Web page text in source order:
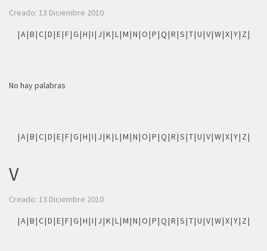
Creado: 13 Diciembre 2010
|A|B|C|D|E|F|G|H|I| J|K|L|M|N|O|P|Q|R|S|T|U|V|W|X|Y| Z|
No hay palabras
|A|B|C|D|E|F|G|H|I| J|K|L|M|N|O|P|Q|R|S|T|U|V|W|X|Y| Z|
V
Creado: 13 Diciembre 2010
|A|B|C|D|E|F|G|H|I| J|K|L|M|N|O|P|Q|R|S|T|U|V|W|X|Y| Z|